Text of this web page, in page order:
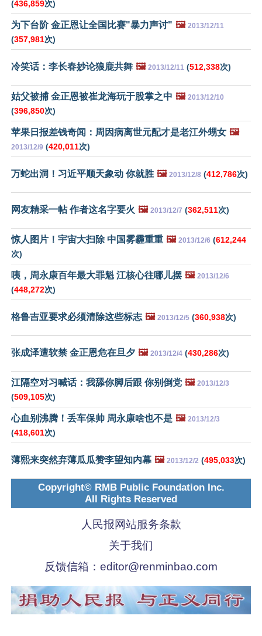
(436,859次)
为下台阶 金正恩让全国比赛"暴力声讨" 🖼️ 2013/12/11
(357,981次)
冷笑话：李长春妙论狼鹿共舞 🖼️ 2013/12/11 (512,338次)
姑父被捕 金正恩被崔龙海玩于股掌之中 🖼️ 2013/12/10
(396,850次)
苹果日报差钱奇闻：周因病离世元配才是老江外甥女 🖼️
2013/12/9 (420,011次)
万蛇出洞！习近平顺天象动 你就胜 🖼️ 2013/12/8 (412,786次)
网友精采一帖 作者这名字要火 🖼️ 2013/12/7 (362,511次)
惊人图片！宇宙大扫除 中国雾霾重重 🖼️ 2013/12/6 (612,244
次)
咦，周永康百年最大罪魁 江核心往哪儿摆 🖼️ 2013/12/6
(448,272次)
格鲁吉亚要求必须清除这些标志 🖼️ 2013/12/5 (360,938次)
张成泽遭软禁 金正恩危在旦夕 🖼️ 2013/12/4 (430,286次)
江隔空对习喊话：我舔你脚后跟 你别倒党 🖼️ 2013/12/3
(509,105次)
心血别沸腾！丢车保帅 周永康啥也不是 🖼️ 2013/12/3
(418,601次)
薄熙来突然弃薄瓜瓜赞李望知内幕 🖼️ 2013/12/2 (495,033次)
Copyright© RMB Public Foundation Inc.
All Rights Reserved
人民报网站服务条款
关于我们
反馈信箱： editor@renminbao.com